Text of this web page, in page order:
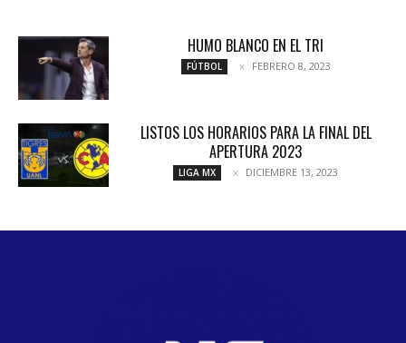
HUMO BLANCO EN EL TRI
FÚTBOL FEBRERO 8, 2023
LISTOS LOS HORARIOS PARA LA FINAL DEL
APERTURA 2023
LIGA MX DICIEMBRE 13, 2023